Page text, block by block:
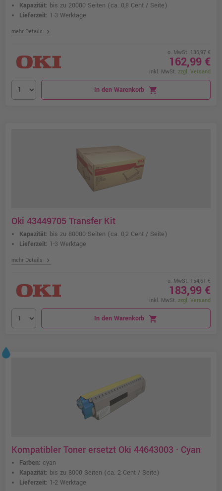
Kapazität: bis zu 20000 Seiten (ca. 0,8 Cent / Seite)
Lieferzeit: 1-3 Werktage
mehr Details chevron_right
o. MwSt. 136,97 €
162,99 €
inkl. MwSt. zzgl. Versand
In den Warenkorb shopping_cart
Oki 43449705 Transfer Kit
Kapazität: bis zu 80000 Seiten (ca. 0,2 Cent / Seite)
Lieferzeit: 1-3 Werktage
mehr Details chevron_right
o. MwSt. 154,61 €
183,99 €
inkl. MwSt. zzgl. Versand
In den Warenkorb shopping_cart
Kompatibler Toner ersetzt Oki 44643003 · Cyan
Farben: cyan
Kapazität: bis zu 8000 Seiten (ca. 2 Cent / Seite)
Lieferzeit: 1-2 Werktage